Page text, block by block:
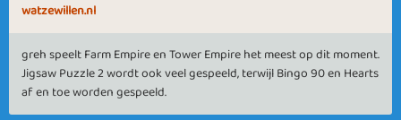
watzewillen.nl
greh speelt Farm Empire en Tower Empire het meest op dit moment.
Jigsaw Puzzle 2 wordt ook veel gespeeld, terwijl Bingo 90 en Hearts
af en toe worden gespeeld.